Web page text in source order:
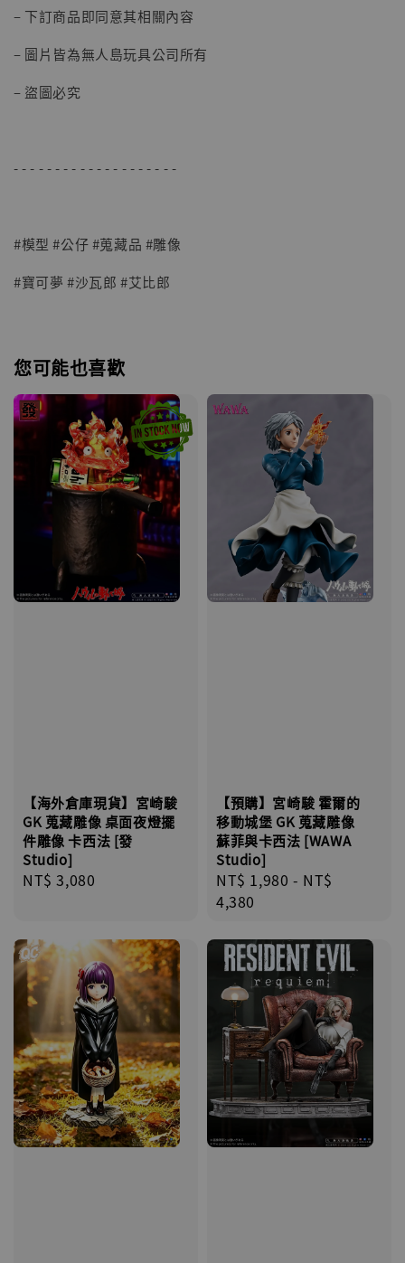
子彈飛 鵝城縣長 張麻子 [BK01]
– 下訂商品即同意其相關內容
– 圖片皆為無人島玩具公司所有
– 盜圖必究
- - - - - - - - - - - - - - - - - - - -
#模型 #公仔 #蒐藏品 #雕像
#寶可夢 #沙瓦郎 #艾比郎
您可能也喜歡
【海外倉庫現貨】宮崎駿
GK 蒐藏雕像 桌面夜燈擺
件雕像 卡西法 [發
Studio]
Regular
NT$ 3,080
【預購】宮崎駿 霍爾的
移動城堡 GK 蒐藏雕像
蘇菲與卡西法 [WAWA
Studio]
Regular
price
NT$ 1,980 - NT$
4,380